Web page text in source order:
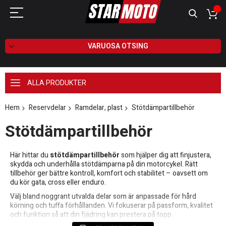
VARUOSA OTSING
ALLA PRODUKTER
Hem Reservdelar Ramdelar, plast Stötdämpartillbehör
Stötdämpartillbehör
Här hittar du stötdämpartillbehörsom hjälper dig att finjustera,
skydda och underhålla stötdämparna på din motorcykel. Rätt
tillbehör ger bättre kontroll, komfort och stabilitet – oavsett om
du kör gata, cross eller enduro.
Välj bland noggrant utvalda delar som är anpassade för hård
körning och tuffa förhållanden. Vi fokuserar på passform, kvalitet
och funktion så att din fjädring kan prestera på topp.